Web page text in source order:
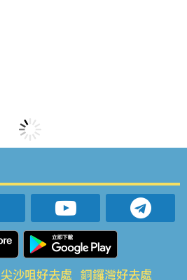
尖沙咀好去處 銅鑼灣好去處